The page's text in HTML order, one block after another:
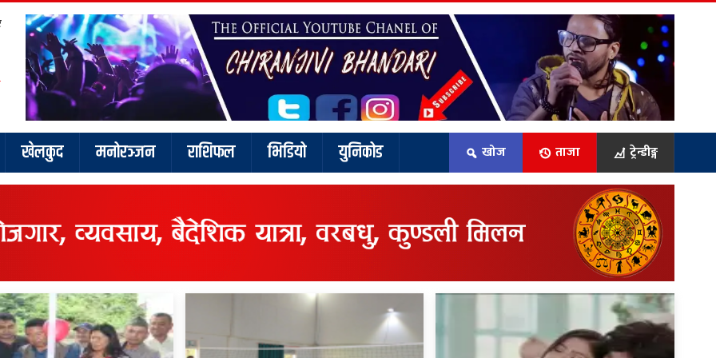
खेलकुद मनोरञ्जन राशिफल भिडियो युनिकोड खोज ताजा ट्रेन्डीङ्ग